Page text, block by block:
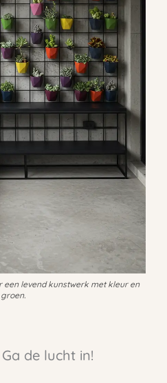
een levend kunstwerk met kleur en
groen.
de lucht in!